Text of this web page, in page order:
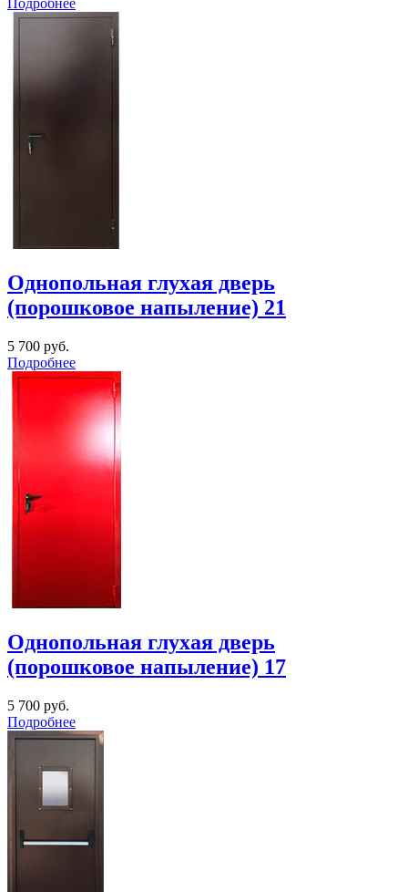
Подробнее
Однопольная глухая дверь
(порошковое напыление) 21
5 700 руб.
Подробнее
Однопольная глухая дверь
(порошковое напыление) 17
5 700 руб.
Подробнее